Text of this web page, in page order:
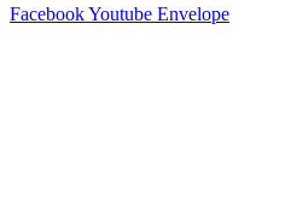
FacebookYoutube Envelope